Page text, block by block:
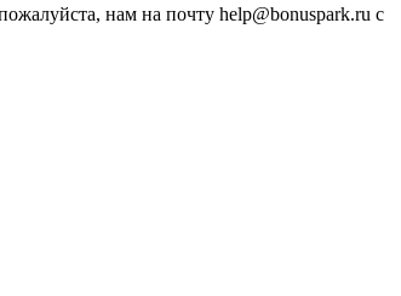
нам на почту help@bonuspark.ru с